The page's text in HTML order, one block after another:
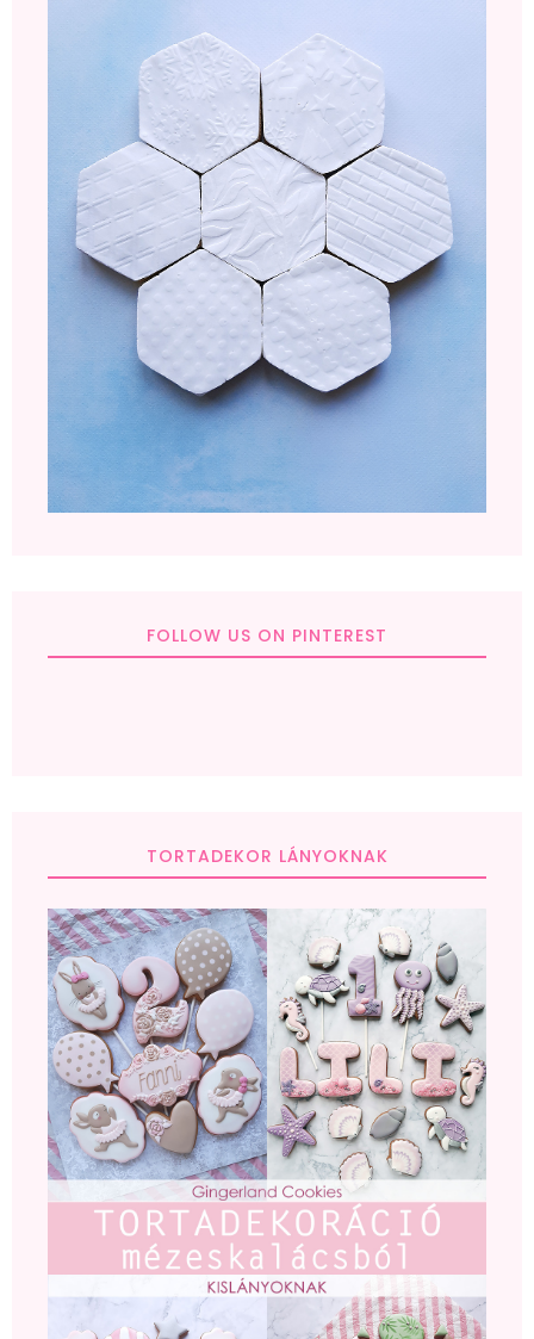
FOLLOW US ON PINTEREST
TORTADEKOR LÁNYOKNAK